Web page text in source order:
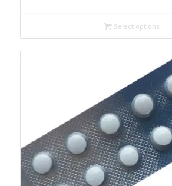
Select options